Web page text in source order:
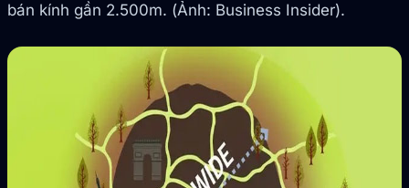
bán kính gần 2.500m. (Ảnh: Business Insider).